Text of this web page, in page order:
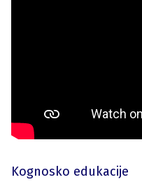
Kognosko edukacije